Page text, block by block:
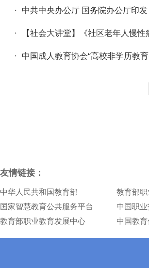
· 中共中央办公厅 国务院办公厅印
· 【社会大讲堂】《社区老年人慢
· 中国成人教育协会“高校非学历教
友情链接：
中华人民共和国教育部
教育部
国家智慧教育公共服务平台
中国职
教育部职业教育发展中心
中国教